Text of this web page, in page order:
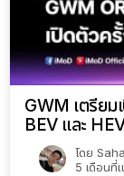
GWM เตรียม
BEV และ
โดย
5 เดือนที่